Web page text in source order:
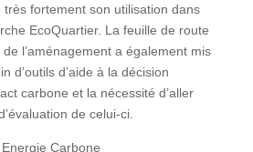
très fortement son utilisation dans
EcoQuartier. La feuille de route
l’aménagement a également mis
d’outils d’aide à la décision
carbone et la nécessité d’aller
de celui-ci.
Carbone